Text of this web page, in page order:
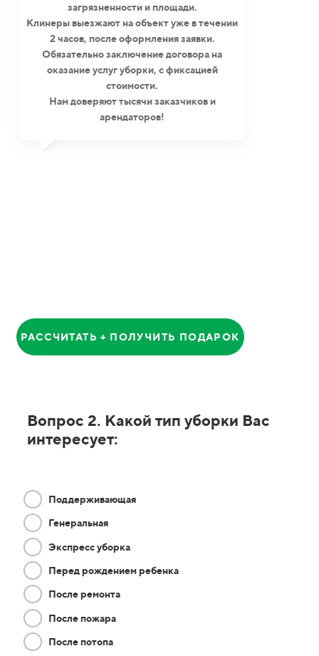
загрязненности и площади.
Клинеры выезжают на объект уже в течении
2 часов, после оформления заявки.
Обязательно заключение договора на
оказание услуг уборки, с фиксацией
стоимости.
Нам доверяют тысячи заказчиков и
арендаторов!
РАССЧИТАТЬ + ПОЛУЧИТЬ ПОДАРОК
Вопрос 2. Какой тип уборки Вас
интересует:
Поддерживающая
Генеральная
Экспресс уборка
Перед рождением ребенка
После ремонта
После пожара
После потопа